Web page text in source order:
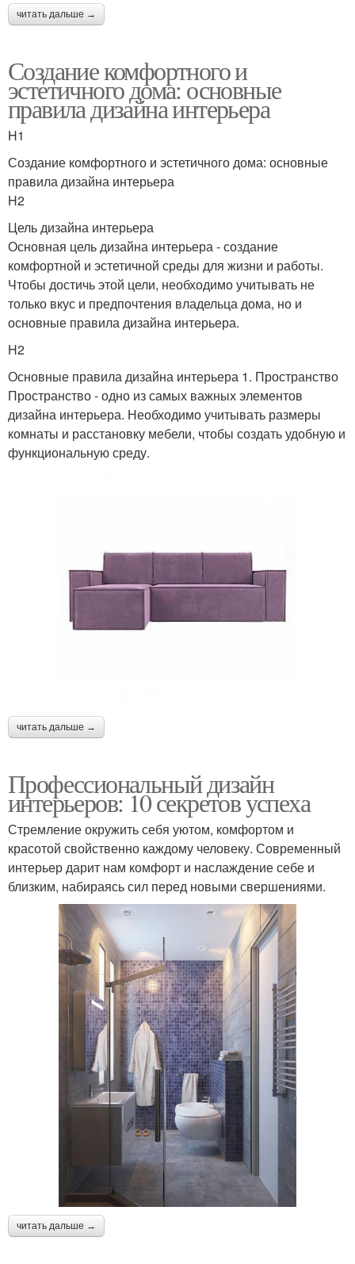
читать дальше →
Создание комфортного и
эстетичного дома: основные
правила дизайна интерьера
H1
Создание комфортного и эстетичного дома: основные
правила дизайна интерьера
H2
Цель дизайна интерьера
Основная цель дизайна интерьера - создание
комфортной и эстетичной среды для жизни и работы.
Чтобы достичь этой цели, необходимо учитывать не
только вкус и предпочтения владельца дома, но и
основные правила дизайна интерьера.
H2
Основные правила дизайна интерьера 1. Пространство
Пространство - одно из самых важных элементов
дизайна интерьера. Необходимо учитывать размеры
комнаты и расстановку мебели, чтобы создать удобную и
функциональную среду.
читать дальше →
Профессиональный дизайн
интерьеров: 10 секретов успеха
Стремление окружить себя уютом, комфортом и
красотой свойственно каждому человеку. Современный
интерьер дарит нам комфорт и наслаждение себе и
близким, набираясь сил перед новыми свершениями.
читать дальше →